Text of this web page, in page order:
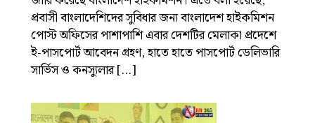
প্রবাসী বাংলাদেশিদের সুবিধার জন্য বাংলাদেশ হাইকমিশন
পোস্ট অফিসের পাশাপাশি এবার দেশটির মেলাকা প্রদেশে
ই-পাসপোর্ট আবেদন গ্রহণ, হাতে হাতে পাসপোর্ট ডেলিভারি
সার্ভিস ও কনস্যুলার […]